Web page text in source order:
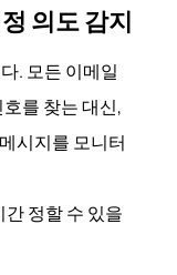
의도 감지
. 모든 이메일
를 찾는 대신,
시지를 모니터
정할 수 있을